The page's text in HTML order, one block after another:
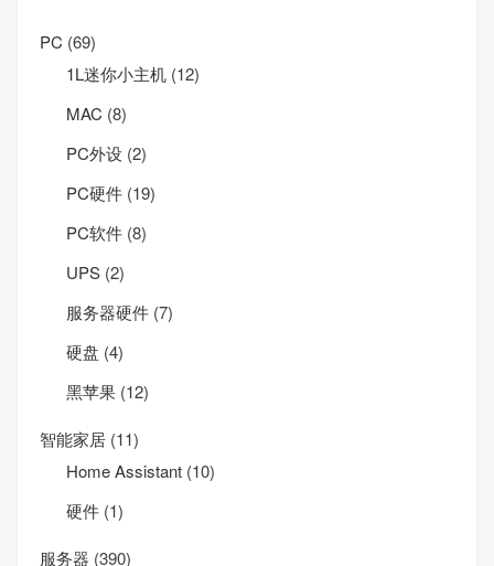
PC (69)
1L迷你小主机 (12)
MAC (8)
PC外设 (2)
PC硬件 (19)
PC软件 (8)
UPS (2)
服务器硬件 (7)
硬盘 (4)
黑苹果 (12)
智能家居 (11)
Home Assistant (10)
硬件 (1)
服务器 (390)